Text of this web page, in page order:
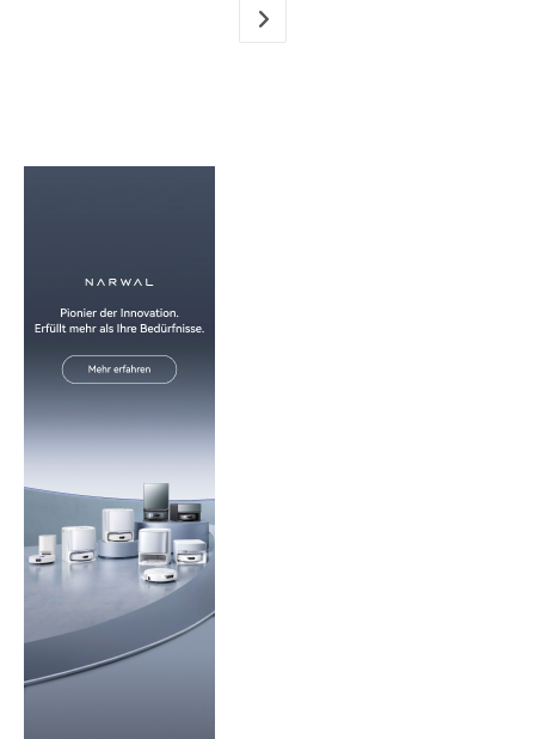
Zur nächsten Seite